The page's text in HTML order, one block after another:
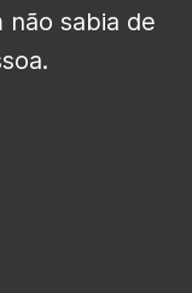
não sabia de